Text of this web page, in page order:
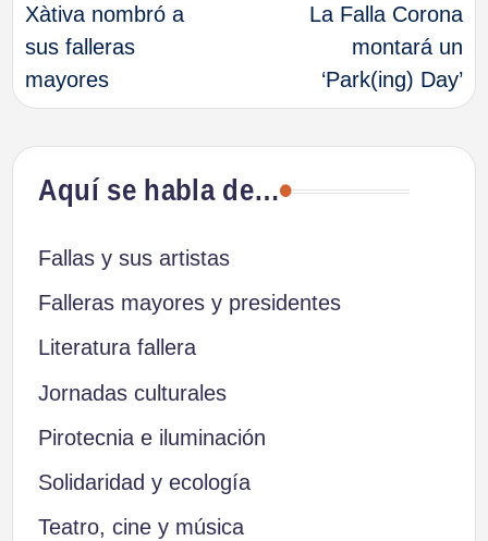
de
entradas
Xàtiva nombró a
sus falleras
mayores
La Falla Corona
montará un
‘Park(ing) Day’
Aquí se habla de…
Fallas y sus artistas
Falleras mayores y presidentes
Literatura fallera
Jornadas culturales
Pirotecnia e iluminación
Solidaridad y ecología
Teatro, cine y música